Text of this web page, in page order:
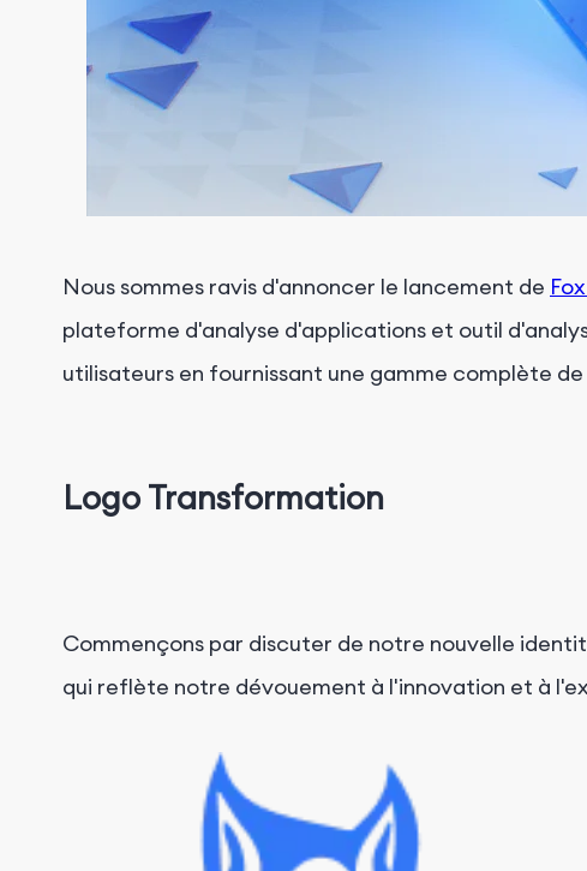
Nous sommes ravis d'annoncer le lancement de
plateforme d'analyse d'applications et outil
utilisateurs en fournissant une gamme complète de
Logo Transformation
Commençons par discuter de notre nouvelle
qui reflète notre dévouement à l'innovation et à